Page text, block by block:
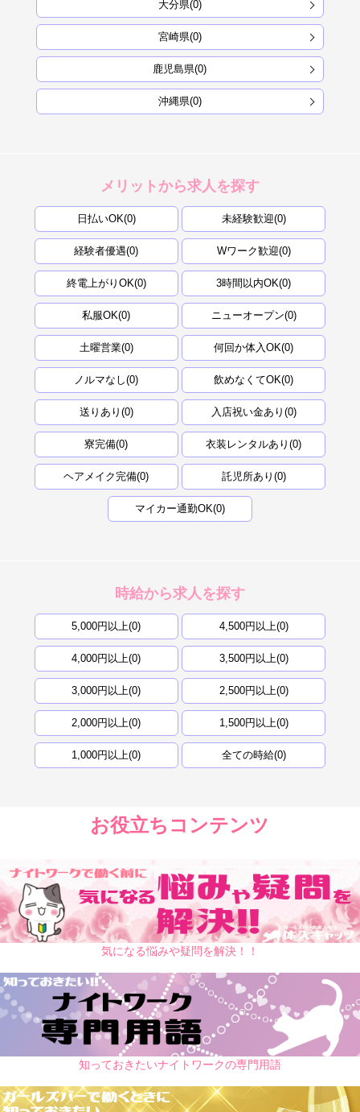
大分県(0)
宮崎県(0)
鹿児島県(0)
沖縄県(0)
メリットから求人を探す
日払いOK(0) 未経験歓迎(0)
経験者優遇(0) Wワーク歓迎(0)
終電上がりOK(0) 3時間以内OK(0)
私服OK(0) ニューオープン(0)
土曜営業(0) 何回か体入OK(0)
ノルマなし(0) 飲めなくてOK(0)
送りあり(0) 入店祝い金あり(0)
寮完備(0) 衣装レンタルあり(0)
ヘアメイク完備(0) 託児所あり(0)
マイカー通勤OK(0)
時給から求人を探す
5,000円以上(0) 4,500円以上(0)
4,000円以上(0) 3,500円以上(0)
3,000円以上(0) 2,500円以上(0)
2,000円以上(0) 1,500円以上(0)
1,000円以上(0) 全ての時給(0)
お役立ちコンテンツ
気になる悩みや疑問を解決！！
知っておきたいナイトワークの専門用語